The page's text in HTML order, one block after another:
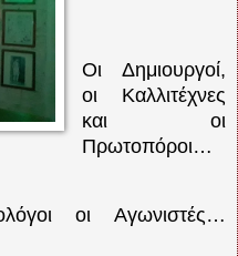
Οι Δημιουργοί,
οι Καλλιτέχνες
και οι
Πρωτοπόροι…
οι Αγωνιστές…